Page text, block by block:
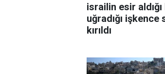
israilin esir
uğradığı işkence
kırıldı